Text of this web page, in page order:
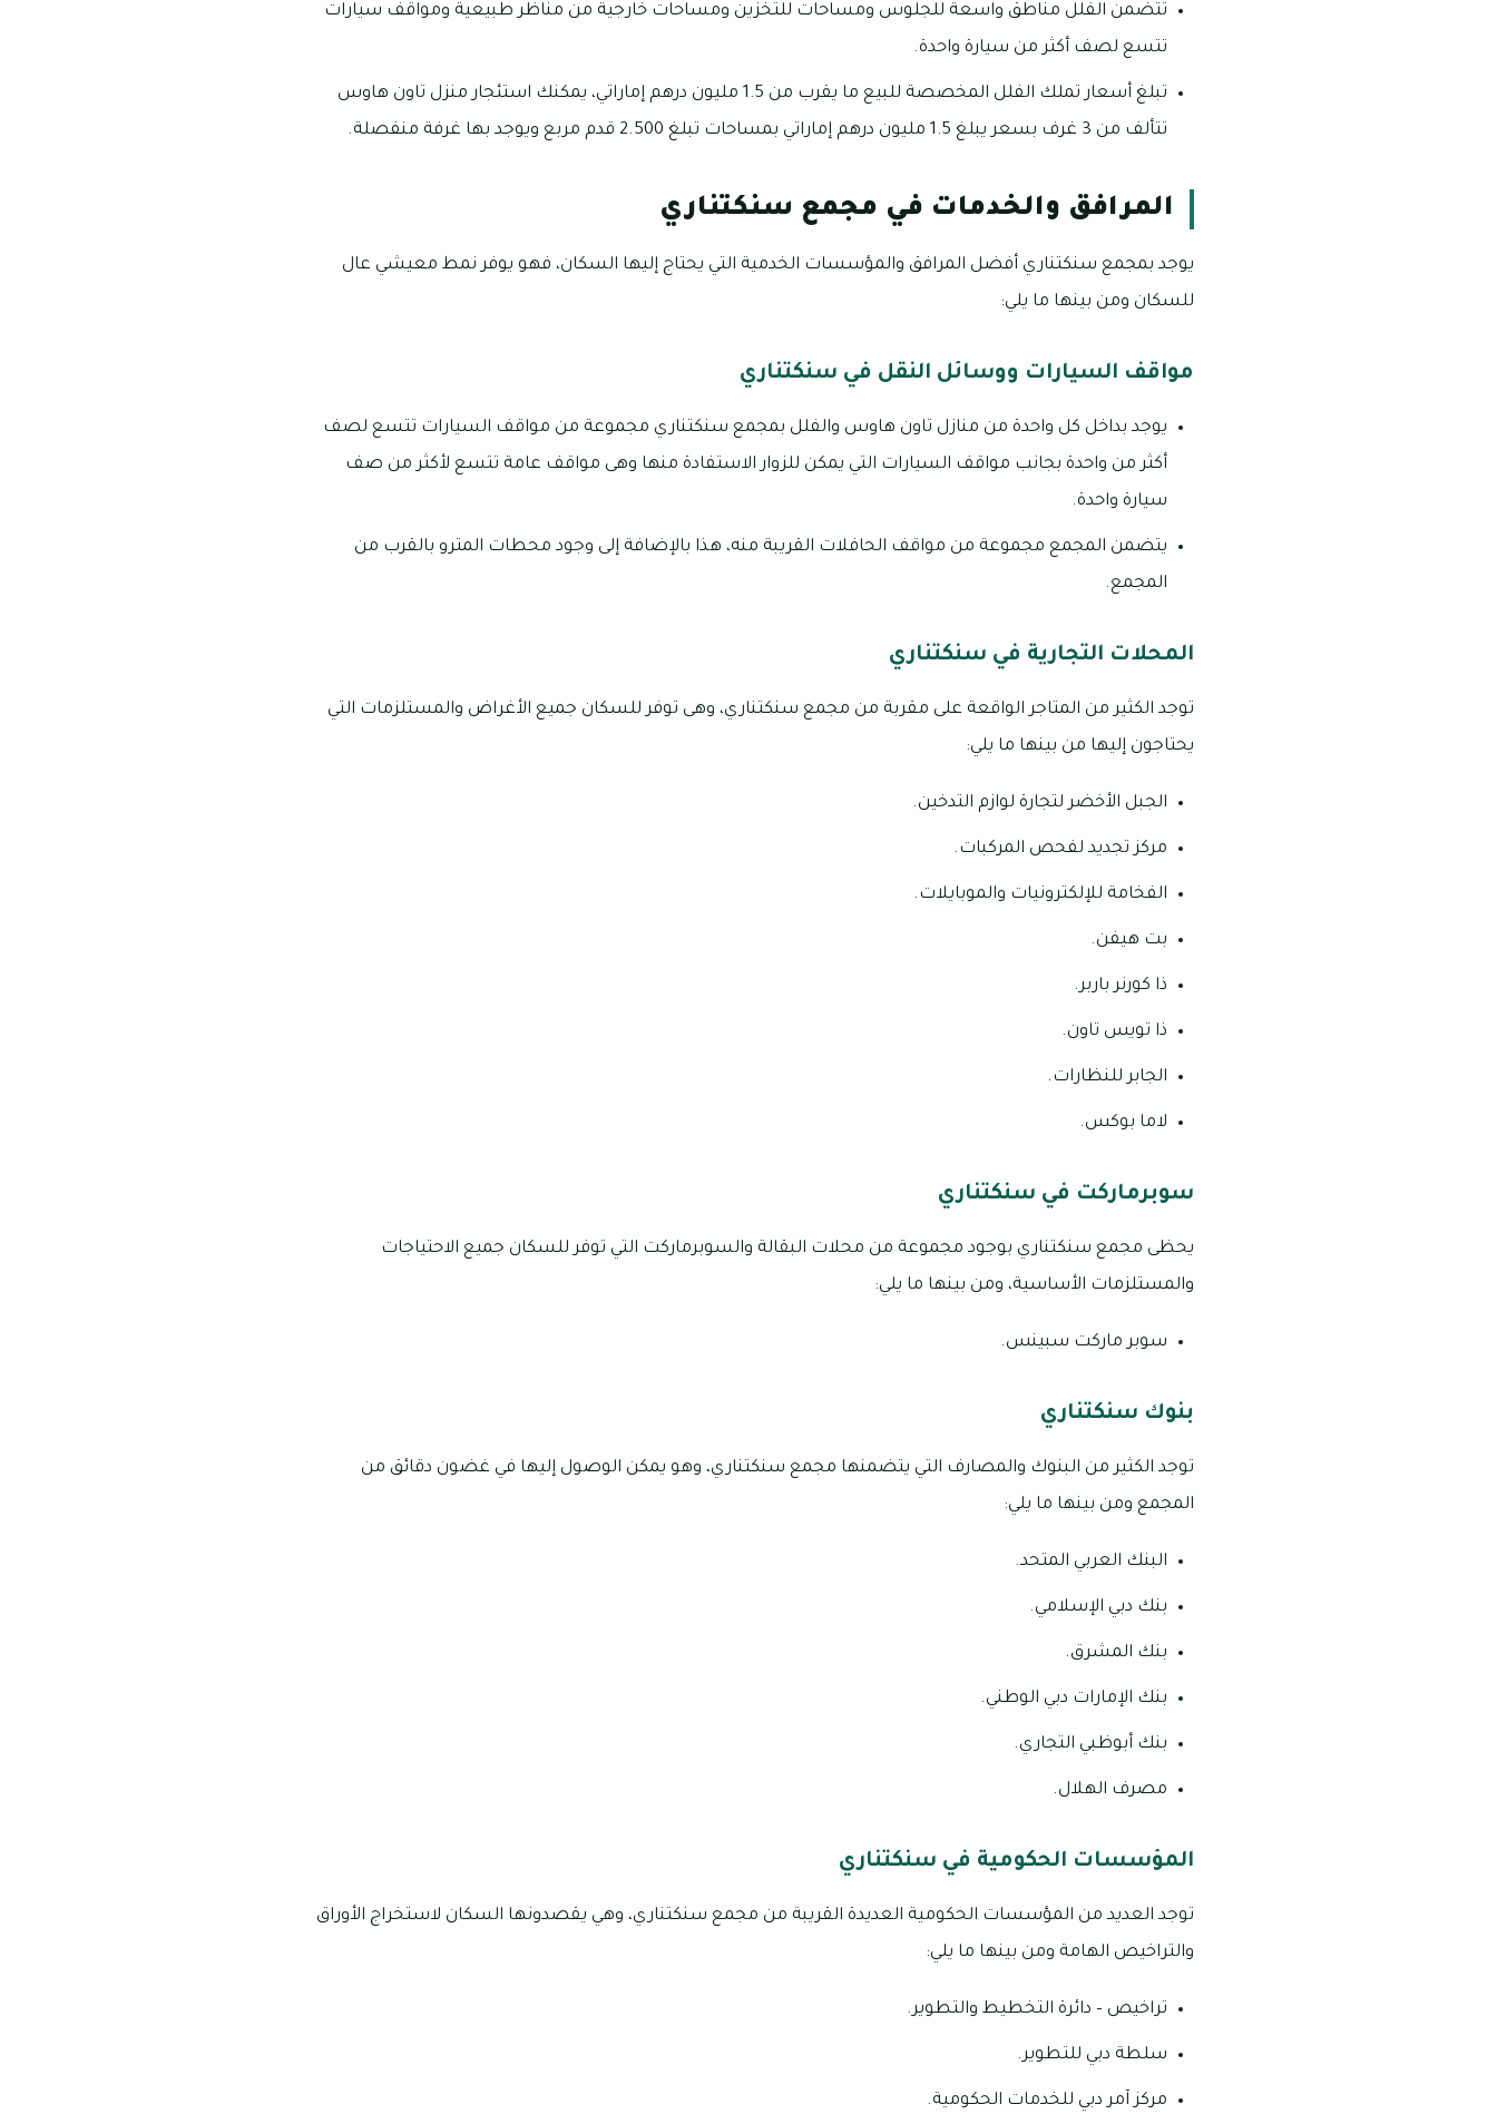
تتضمن الفلل مناطق واسعة للجلوس ومساحات للتخزين ومساحات خارجية من مناظر طبيعية ومواقف سيارات
تتسع لصف أكثر من سيارة واحدة.
تبلغ أسعار تملك الفلل المخصصة للبيع ما يقرب من 1.5 مليون درهم إماراتي، يمكنك استئجار منزل تاون هاوس
تتألف من 3 غرف بسعر يبلغ 1.5 مليون درهم إماراتي بمساحات تبلغ 2.500 قدم مربع ويوجد بها غرفة منفصلة.
المرافق والخدمات في مجمع سنكتناري
يوجد بمجمع سنكتناري أفضل المرافق والمؤسسات الخدمية التي يحتاج إليها السكان، فهو يوفر نمط معيشي عال
للسكان ومن بينها ما يلي:
مواقف السيارات ووسائل النقل في سنكتناري
يوجد بداخل كل واحدة من منازل تاون هاوس والفلل بمجمع سنكتناري مجموعة من مواقف السيارات تتسع لصف
أكثر من واحدة بجانب مواقف السيارات التي يمكن للزوار الاستفادة منها وهى مواقف عامة تتسع لأكثر من صف
سيارة واحدة.
يتضمن المجمع مجموعة من مواقف الحافلات القريبة منه، هذا بالإضافة إلى وجود محطات المترو بالقرب من
المجمع.
المحلات التجارية في سنكتناري
توجد الكثير من المتاجر الواقعة على مقربة من مجمع سنكتناري، وهى توفر للسكان جميع الأغراض والمستلزمات التي
يحتاجون إليها من بينها ما يلي:
الجبل الأخضر لتجارة لوازم التدخين.
مركز تجديد لفحص المركبات.
الفخامة للإلكترونيات والموبايلات.
بت هيفن.
ذا كورنر باربر.
ذا تويس تاون.
الجابر للنظارات.
لاما بوكس.
سوبرماركت في سنكتناري
يحظى مجمع سنكتناري بوجود مجموعة من محلات البقالة والسوبرماركت التي توفر للسكان جميع الاحتياجات
والمستلزمات الأساسية، ومن بينها ما يلي:
سوبر ماركت سبينس.
بنوك سنكتناري
توجد الكثير من البنوك والمصارف التي يتضمنها مجمع سنكتناري، وهو يمكن الوصول إليها في غضون دقائق من
المجمع ومن بينها ما يلي:
البنك العربي المتحد.
بنك دبي الإسلامي.
بنك المشرق.
بنك الإمارات دبي الوطني.
بنك أبوظبي التجاري.
مصرف الهلال.
المؤسسات الحكومية في سنكتناري
توجد العديد من المؤسسات الحكومية العديدة القريبة من مجمع سنكتناري، وهي يقصدونها السكان لاستخراج الأوراق
والتراخيص الهامة ومن بينها ما يلي:
تراخيص – دائرة التخطيط والتطوير.
سلطة دبي للتطوير.
مركز آمر دبي للخدمات الحكومية.